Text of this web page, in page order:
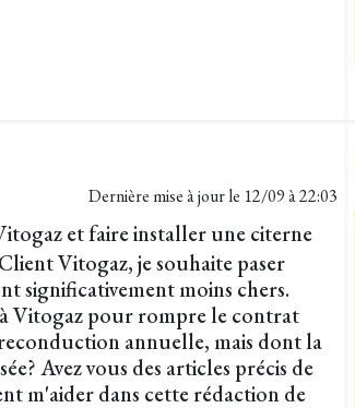
Dernière mise à jour le 12/09 à 22:03
et faire installer une citerne
Vitogaz, je souhaite paser
significativement moins chers.
Vitogaz pour rompre le contrat
annuelle, mais dont la
Avez vous des articles précis de
m'aider dans cette rédaction de